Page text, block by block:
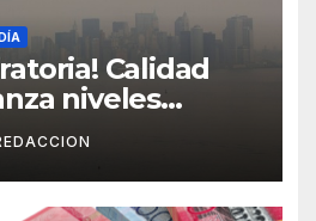
Calidad
niveles
NYC